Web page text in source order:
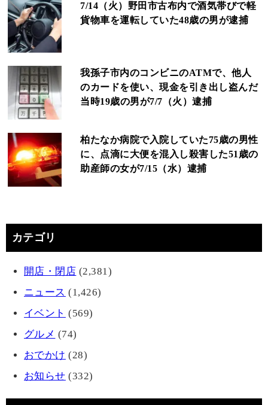
7/14（火）野田市古布内で酒気帯びで軽
貨物車を運転していた48歳の男が逮捕
我孫子市内のコンビニのATMで、他人
のカードを使い、現金を引き出し盗んだ
当時19歳の男が7/7（火）逮捕
柏たなか病院で入院していた75歳の男性
に、点滴に大便を混入し殺害した51歳の
助産師の女が7/15（水）逮捕
カテゴリ
開店・閉店 (2,381)
ニュース (1,426)
イベント (569)
グルメ (74)
おでかけ (28)
お知らせ (332)